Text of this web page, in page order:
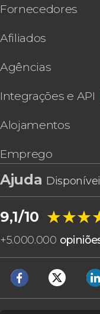
Fornecedores
Afiliados
Agências
Integrações e API
Alojamentos
Emprego
Ajuda
9,1/10
+5.000.000